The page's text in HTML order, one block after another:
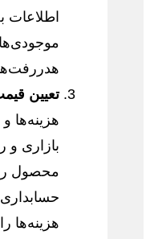
اطلاعات
تعیین
هزینه‌ها
بازاری و
محصول را
هزینه‌ها